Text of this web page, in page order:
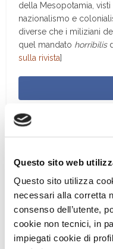
Questo sito web
Questo sito utilizza
necessari alla corretta
consenso dell’utente,
cookie non tecnici, in
impiegati cookie di
della Mesopotamia,
nazionalismo e
diverse che i miliziani
quel mandato horribilis
sulla rivista]